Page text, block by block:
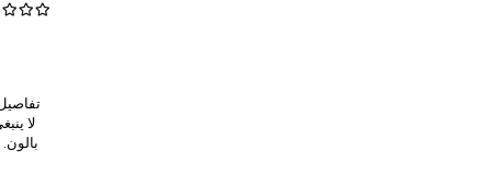
لا